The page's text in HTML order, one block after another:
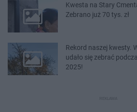
Kwesta na Stary
Zebrano już 70 tys. zł
Rekord naszej kwesty.
udało się zebrać
2025!